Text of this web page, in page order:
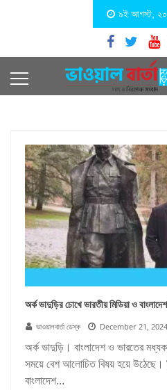
৯ই আগস্ট,
অর্ক ভাদুড়ির চোখে ভারতীয় মিডিয়া ও
ভাওয়ালবার্তা ডেস্ক December 21, 2024
অর্ক ভাদুড়ি। বাংলাদেশ ও ভারতের
সময়ে বেশ আলোচিত বিষয় হয়ে উঠেছে।
বাংলাদেশ...